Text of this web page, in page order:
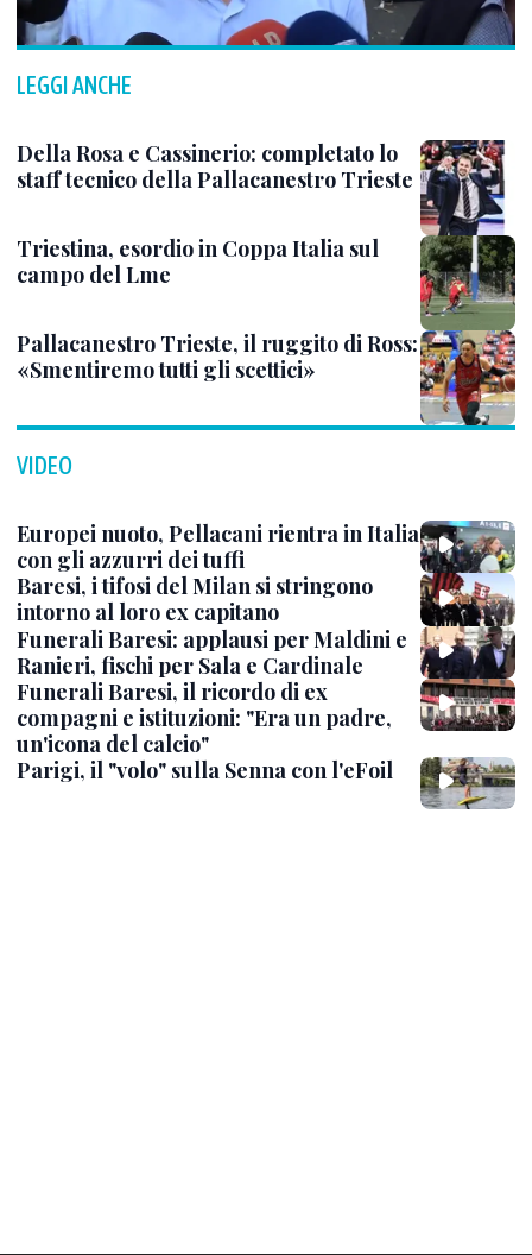
LEGGI ANCHE
Della Rosa e Cassinerio: completato lo
staff tecnico della Pallacanestro Trieste
Triestina, esordio in Coppa Italia sul
campo del Lme
Pallacanestro Trieste, il ruggito di Ross:
«Smentiremo tutti gli scettici»
VIDEO
Europei nuoto, Pellacani rientra in Italia
con gli azzurri dei tuffi
Baresi, i tifosi del Milan si stringono
intorno al loro ex capitano
Funerali Baresi: applausi per Maldini e
Ranieri, fischi per Sala e Cardinale
Funerali Baresi, il ricordo di ex
compagni e istituzioni: "Era un padre,
un'icona del calcio"
Parigi, il "volo" sulla Senna con l'eFoil